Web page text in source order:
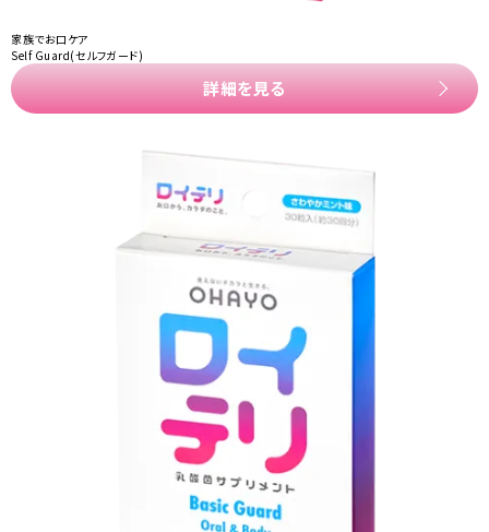
家族でお口ケア
Self Guard(セルフガード)
詳細を見る